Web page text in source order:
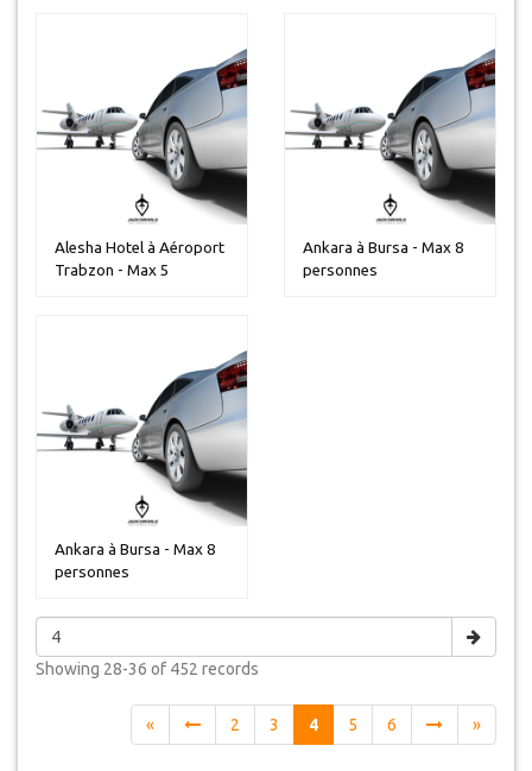
Alesha Hotel à Aéroport
Trabzon - Max 5
Ankara à Bursa - Max 8
personnes
Ankara à Bursa - Max 8
personnes
Showing 28-36 of 452 records
« 2 3 4 5 6 »